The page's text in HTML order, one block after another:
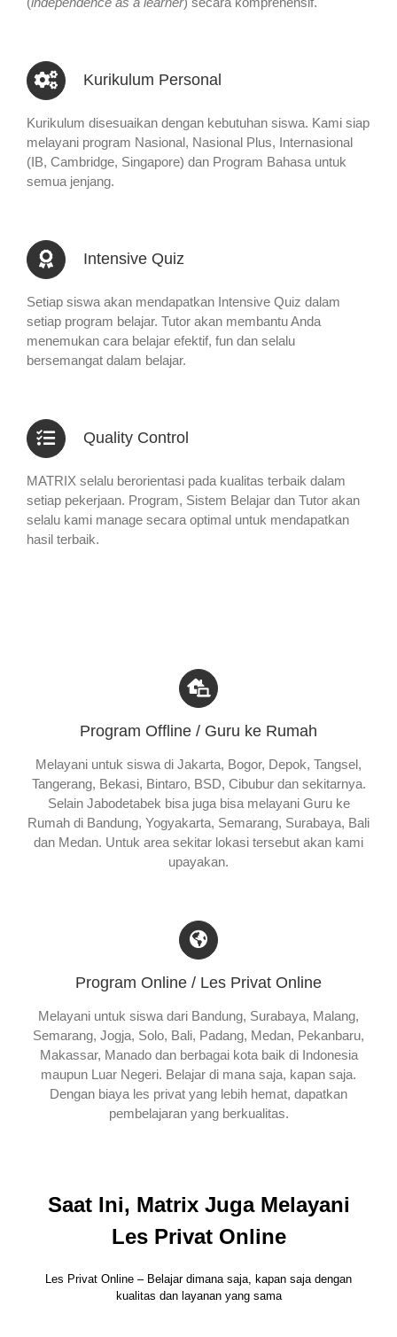
Kurikulum Personal
Kurikulum disesuaikan dengan kebutuhan siswa. Kami siap
melayani program Nasional, Nasional Plus, Internasional
(IB, Cambridge, Singapore) dan Program Bahasa untuk
semua jenjang.
Intensive Quiz
Setiap siswa akan mendapatkan Intensive Quiz dalam
setiap program belajar. Tutor akan membantu Anda
menemukan cara belajar efektif, fun dan selalu
bersemangat dalam belajar.
Quality Control
MATRIX selalu berorientasi pada kualitas terbaik dalam
setiap pekerjaan. Program, Sistem Belajar dan Tutor akan
selalu kami manage secara optimal untuk mendapatkan
hasil terbaik.
Program Offline / Guru ke Rumah
Melayani untuk siswa di Jakarta, Bogor, Depok, Tangsel,
Tangerang, Bekasi, Bintaro, BSD, Cibubur dan sekitarnya.
Selain Jabodetabek bisa juga bisa melayani Guru ke
Rumah di Bandung, Yogyakarta, Semarang, Surabaya, Bali
dan Medan. Untuk area sekitar lokasi tersebut akan kami
upayakan.
Program Online / Les Privat Online
Melayani untuk siswa dari Bandung, Surabaya, Malang,
Semarang, Jogja, Solo, Bali, Padang, Medan, Pekanbaru,
Makassar, Manado dan berbagai kota baik di Indonesia
maupun Luar Negeri. Belajar di mana saja, kapan saja.
Dengan biaya les privat yang lebih hemat, dapatkan
pembelajaran yang berkualitas.
Saat Ini, Matrix Juga Melayani
Les Privat Online
Les Privat Online – Belajar dimana saja, kapan saja dengan
kualitas dan layanan yang sama